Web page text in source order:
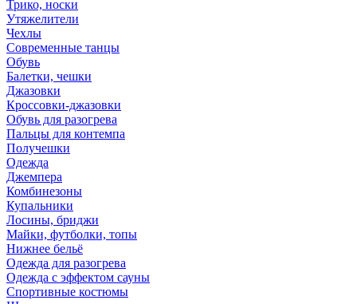
Трико, носки
Утяжелители
Чехлы
Современные танцы
Обувь
Балетки, чешки
Джазовки
Кроссовки-джазовки
Обувь для разогрева
Пальцы для контемпа
Получешки
Одежда
Джемпера
Комбинезоны
Купальники
Лосины, бриджи
Майки, футболки, топы
Нижнее бельё
Одежда для разогрева
Одежда с эффектом сауны
Спортивные костюмы